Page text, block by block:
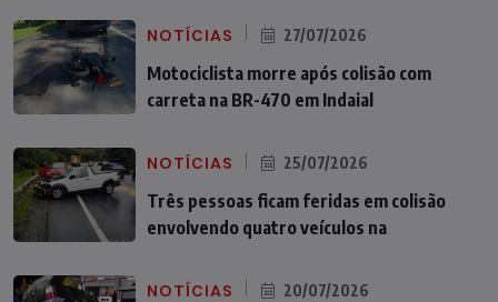
NOTÍCIAS 27/07/2026
Motociclista morre após colisão com
carreta na BR-470 em Indaial
NOTÍCIAS 25/07/2026
Três pessoas ficam feridas em colisão
envolvendo quatro veículos na
NOTÍCIAS 20/07/2026